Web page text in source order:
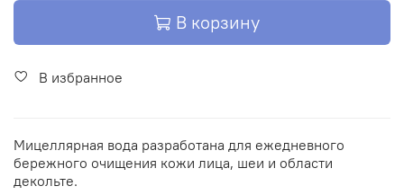
В корзину
В избранное
Мицеллярная вода разработана для ежедневного
бережного очищения кожи лица, шеи и области
декольте.